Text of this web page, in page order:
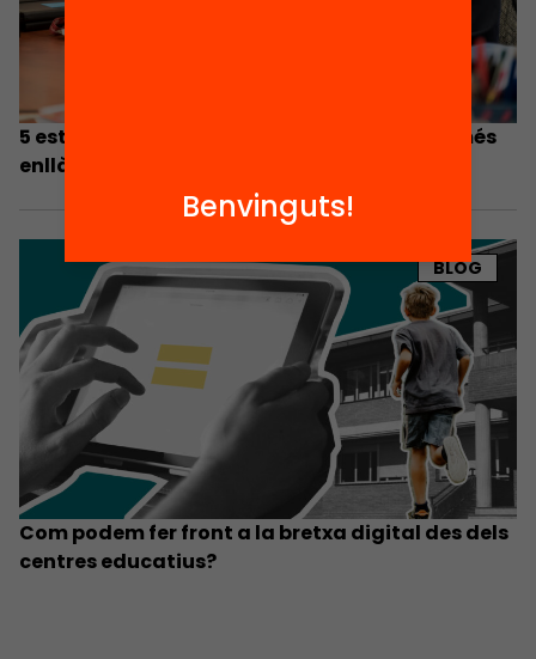
5 estratègies per tancar l’escletxa digital, més
enllà de l’accés a dispositius
BLOG
Com podem fer front a la bretxa digital des dels
centres educatius?
Benvinguts!